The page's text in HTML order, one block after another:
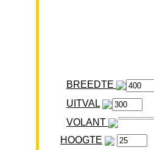
BREEDTE
VOLANT
HOOGTE